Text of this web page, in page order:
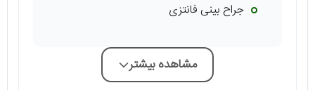
جراح بینی فانتزی
مشاهده بیشتر